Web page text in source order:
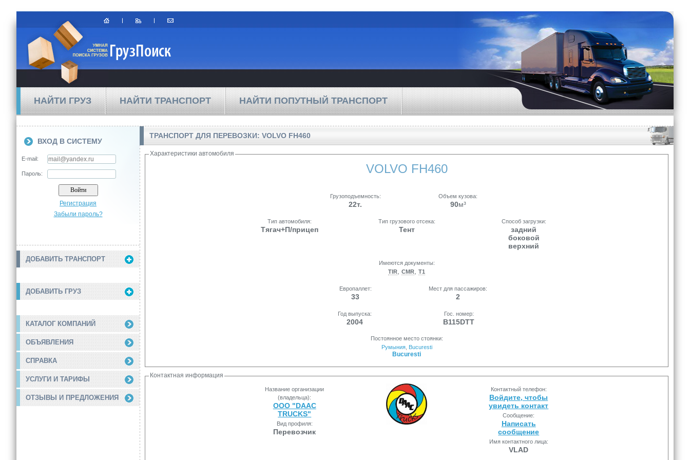
НАЙТИ ГРУЗ НАЙТИ ТРАНСПОРТ НАЙТИ ПОПУТНЫЙ ТРАНСПОРТ
ВХОД В СИСТЕМУ
E-mail:
Пароль:
Регистрация
Забыли пароль?
ДОБАВИТЬ ТРАНСПОРТ
ДОБАВИТЬ ГРУЗ
КАТАЛОГ КОМПАНИЙ
ОБЪЯВЛЕНИЯ
СПРАВКА
УСЛУГИ И ТАРИФЫ
ОТЗЫВЫ И ПРЕДЛОЖЕНИЯ
ТРАНСПОРТ ДЛЯ ПЕРЕВОЗКИ: VOLVO FH460
Характеристики автомобиля
VOLVO FH460
Грузоподъемность:
22т.
Объем кузова:
90м³
Тип автомобиля:
Тягач+П/прицеп
Тип грузового отсека:
Тент
Способ загрузки:
задний
боковой
верхний
Имеются документы:
TIR
CMR T1
Европаллет:
33
Мест для пассажиров:
2
Год выпуска:
2004
Гос. номер:
B115DTT
Постоянное место стоянки:
Румыния, Bucuresti
Bucuresti
Контактная информация
Название организации
(владельца):
ООО "DAAC
TRUCKS"
Вид профиля:
Перевозчик
Контактный телефон:
Войдите, чтобы
увидеть контакт
Сообщение:
Написать
сообщение
Имя контактного лица:
VLAD